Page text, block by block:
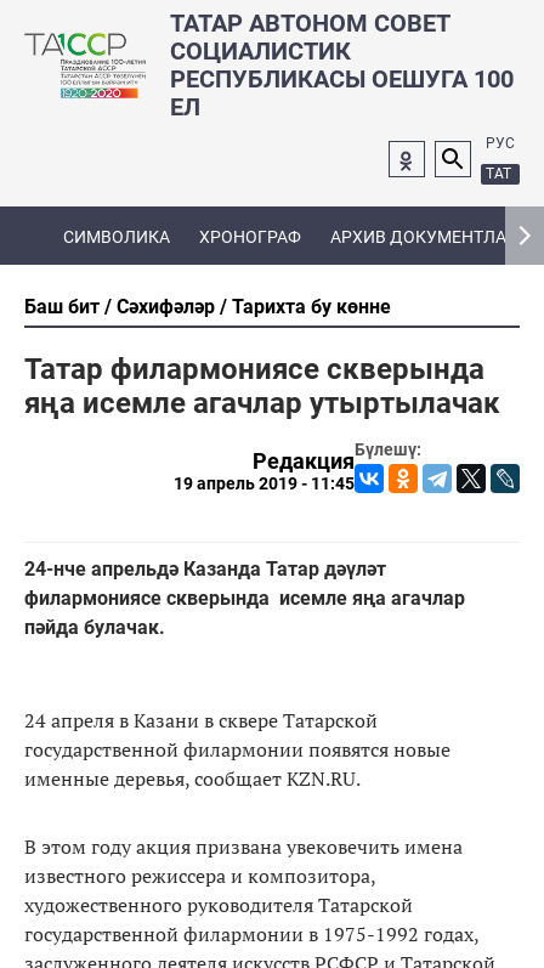
ТАТАР АВТОНОМ СОВЕТ
СОЦИАЛИСТИК
РЕСПУБЛИКАСЫ ОЕШУГА 100
ЕЛ
РУС
ТАТ
СИМВОЛИКА ХРОНОГРАФ АРХИВ ДОКУМЕНТЛАРЫ
Баш бит Сәхифәләр Тарихта бу көнне
Татар филармониясе скверында
яңа исемле агачлар утыртылачак
Бүлешү:
Редакция
19 апрель 2019 - 11:45
24-нче апрельдә Казанда Татар дәүләт
филармониясе скверында исемле яңа агачлар
пәйда булачак.
24 апреля в Казани в сквере Татарской
государственной филармонии появятся новые
именные деревья, сообщает KZN.RU.
В этом году акция призвана увековечить имена
известного режиссера и композитора,
художественного руководителя Татарской
государственной филармонии в 1975-1992 годах,